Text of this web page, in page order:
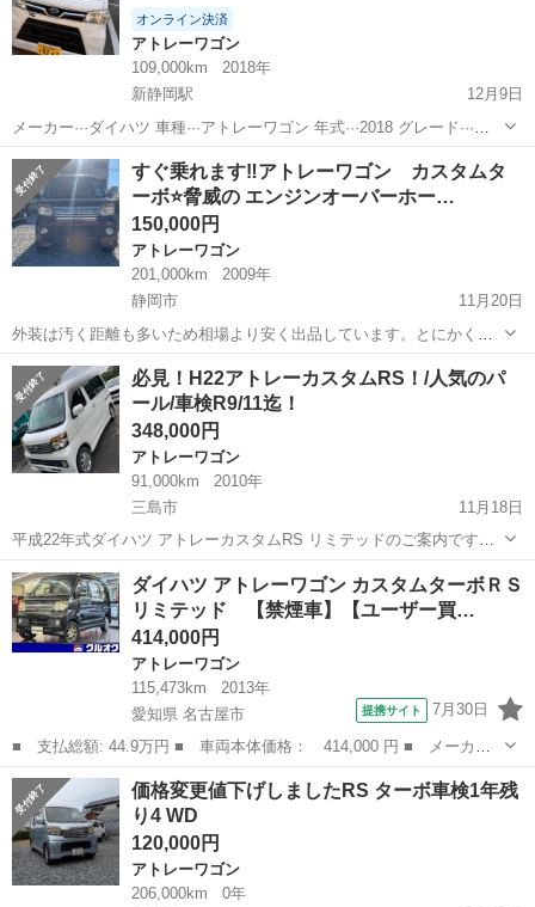
オンライン決済
アトレーワゴン
109,000km
2018年
新静岡駅
12月9日
メーカー···ダイハツ 車種···アトレーワゴン 年式···2018 グレード···
rear seat lift SA3 型式···該当なし 色·· white 走行距離···109000km 修復
歴···修復歴あり 車検...
静岡 静岡市 新静岡駅 アトレーワゴン ミッション
すぐ乗れます‼️アトレーワゴン カスタムタ
ーボ⭐️脅威の エンジンオーバーホー…
150,000円
アトレーワゴン
201,000km
2009年
静岡市
11月20日
外装は汚く距離も多いため相場より安く出品しています。とにかくち
ゃんと走ってくれればいいという方におすすめです。 外装が汚いのと
距離が多いので調子含めてトラブル防止のため現車確認必須です。
2025年に ⭐︎エンジンオー...
静岡 静岡市 アトレーワゴン エンジン
必見！H22アトレーカスタムRS！/人気のパ
ール/車検R9/11迄！
348,000円
アトレーワゴン
91,000km
2010年
三島市
11月18日
平成22年式ダイハツ アトレーカスタムRS リミテッドのご案内です。
安心の実走行です！（走行距離管理システム通過済み） 人気のパー
ル！車検長いです(2年取得渡し)！タイミングチェーンでおススメ！ ...
静岡 三島市 アトレーワゴン 走行距離
ダイハツ アトレーワゴン カスタムターボＲＳ
リミテッド 【禁煙車】【ユーザー買…
414,000円
アトレーワゴン
115,473km
2013年
愛知県 名古屋市
提携サイト 7月30日
■ 支払総額: 44.9万円 ■ 車両本体価格： 414,000 円 ■ メーカー
名： ダイハツ ■ 車種名： アトレーワゴン ■ グレード名： カ
スタムターボＲＳリミテッド 【禁煙車】【ユーザー買取車】【４Ｗ
Ｄ】ハイルー...
愛知 名古屋市 アトレーワゴン
価格変更値下げしましたRS ターボ車検1年残
り4 WD
120,000円
アトレーワゴン
206,000km
0年